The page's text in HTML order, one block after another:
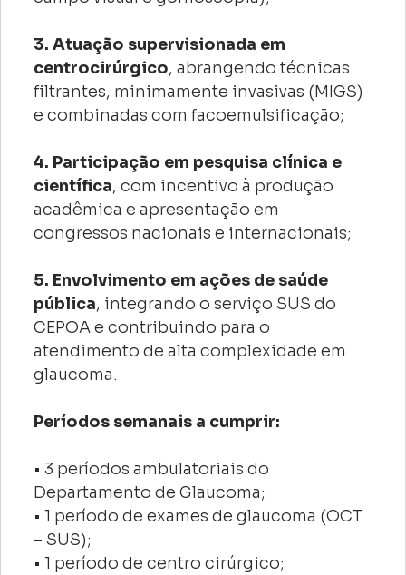
3. Atuação supervisionada em
centrocirúrgico, abrangendo técnicas
filtrantes, minimamente invasivas (MIGS)
e combinadas com facoemulsificação;
4. Participação em pesquisa clínica e
científica, com incentivo à produção
acadêmica e apresentação em
congressos nacionais e internacionais;
5. Envolvimento em ações de saúde
pública, integrando o serviço SUS do
CEPOA e contribuindo para o
atendimento de alta complexidade em
glaucoma.
Períodos semanais a cumprir:
• 3 períodos ambulatoriais do
Departamento de Glaucoma;
• 1 período de exames de glaucoma (OCT
– SUS);
• 1 período de centro cirúrgico;